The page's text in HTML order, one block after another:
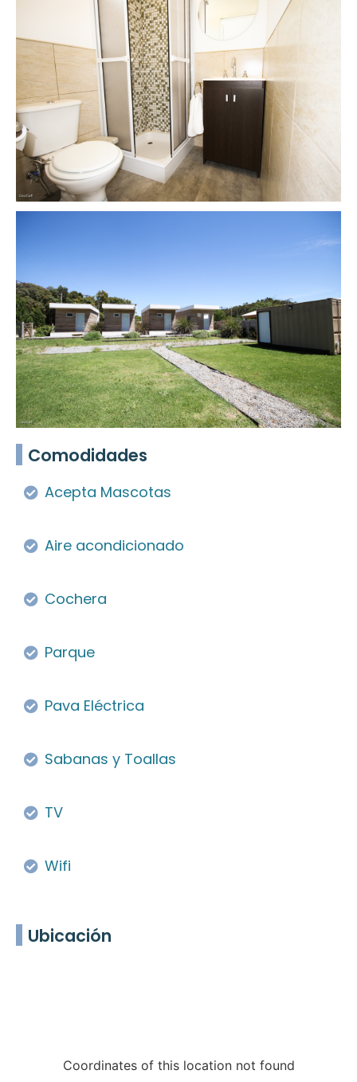
Comodidades
Acepta Mascotas
Aire acondicionado
Cochera
Parque
Pava Eléctrica
Sabanas y Toallas
TV
Wifi
Ubicación
Coordinates of this location not found